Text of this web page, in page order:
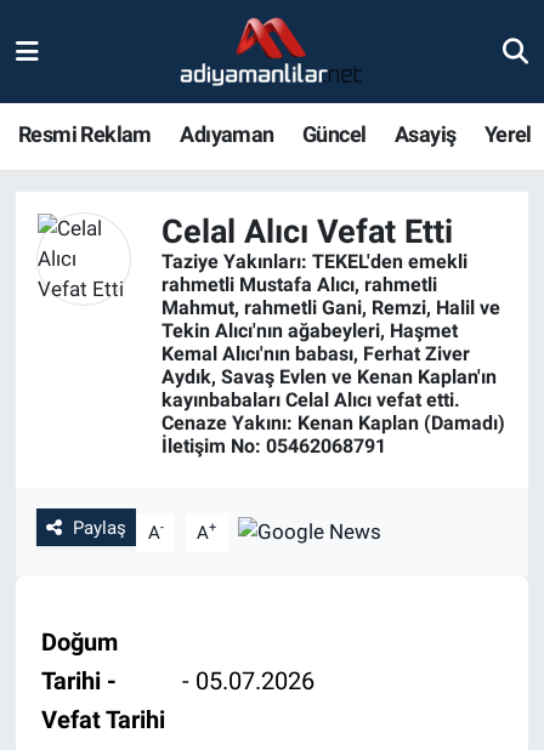
Resmi Reklam Adıyaman Güncel Asayiş Yerel
Celal Alıcı Vefat Etti
Taziye Yakınları: TEKEL'den emekli
rahmetli Mustafa Alıcı, rahmetli
Mahmut, rahmetli Gani, Remzi, Halil ve
Tekin Alıcı'nın ağabeyleri, Haşmet
Kemal Alıcı'nın babası, Ferhat Ziver
Aydık, Savaş Evlen ve Kenan Kaplan'ın
kayınbabaları Celal Alıcı vefat etti.
Cenaze Yakını: Kenan Kaplan (Damadı)
İletişim No: 05462068791
Paylaş A- A+
Doğum
Tarihi -
Vefat Tarihi
- 05.07.2026
Röportajlar
Magazin
Bölge Haberleri
Sağlık
Kültür Sanat
Eğitim
Nöbetçi Eczaneler
Adiyaman Namaz Vakitleri
Trafik Durumu
Süper Lig Puan Durumu ve Fikstür
Tüm Manşetler
Son Dakika Haberleri
Haber Arşivi